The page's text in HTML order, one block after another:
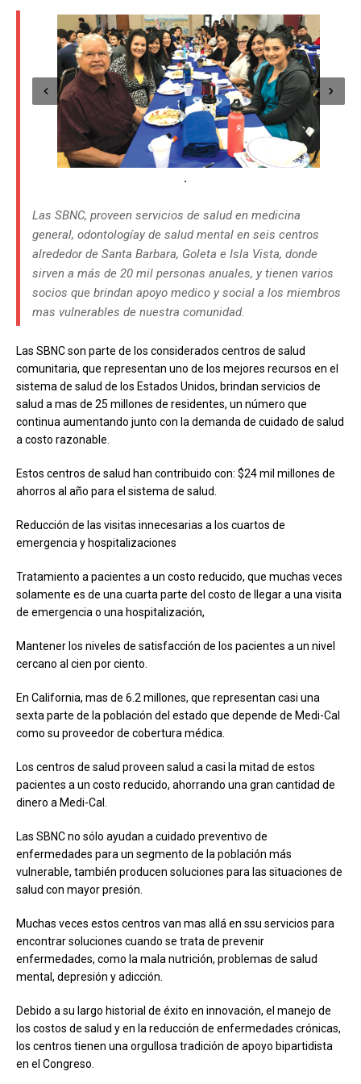
Las SBNC, proveen servicios de salud en medicina
general, odontologíay de salud mental en seis centros
alrededor de Santa Barbara, Goleta e Isla Vista, donde
sirven a más de 20 mil personas anuales, y tienen varios
socios que brindan apoyo medico y social a los miembros
mas vulnerables de nuestra comunidad.
Las SBNC son parte de los considerados centros de salud
comunitaria, que representan uno de los mejores recursos en el
sistema de salud de los Estados Unidos, brindan servicios de
salud a mas de 25 millones de residentes, un número que
continua aumentando junto con la demanda de cuidado de salud
a costo razonable.
Estos centros de salud han contribuido con: $24 mil millones de
ahorros al año para el sistema de salud.
Reducción de las visitas innecesarias a los cuartos de
emergencia y hospitalizaciones
Tratamiento a pacientes a un costo reducido, que muchas veces
solamente es de una cuarta parte del costo de llegar a una visita
de emergencia o una hospitalización,
Mantener los niveles de satisfacción de los pacientes a un nivel
cercano al cien por ciento.
En California, mas de 6.2 millones, que representan casi una
sexta parte de la población del estado que depende de Medi-Cal
como su proveedor de cobertura médica.
Los centros de salud proveen salud a casi la mitad de estos
pacientes a un costo reducido, ahorrando una gran cantidad de
dinero a Medi-Cal.
Las SBNC no sólo ayudan a cuidado preventivo de
enfermedades para un segmento de la población más
vulnerable, también producen soluciones para las situaciones de
salud con mayor presión.
Muchas veces estos centros van mas allá en ssu servicios para
encontrar soluciones cuando se trata de prevenir
enfermedades, como la mala nutrición, problemas de salud
mental, depresión y adicción.
Debido a su largo historial de éxito en innovación, el manejo de
los costos de salud y en la reducción de enfermedades crónicas,
los centros tienen una orgullosa tradición de apoyo bipartidista
en el Congreso.